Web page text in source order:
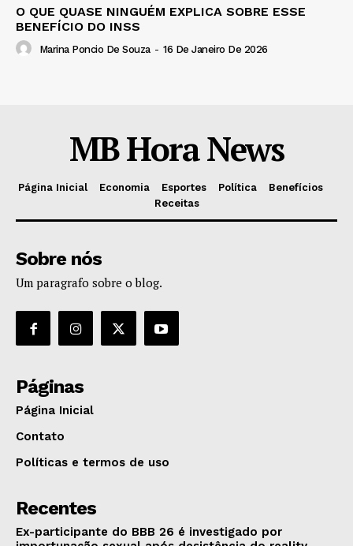
O QUE QUASE NINGUÉM EXPLICA SOBRE ESSE
BENEFÍCIO DO INSS
Marina Poncio De Souza - 16 De Janeiro De 2026
MB Hora News
Página Inicial Economia Esportes Política
Benefícios
Receitas
Sobre nós
Um paragrafo sobre o blog.
Páginas
Página Inicial
Contato
Políticas e termos de uso
Recentes
Ex-participante do BBB 26 é investigado por